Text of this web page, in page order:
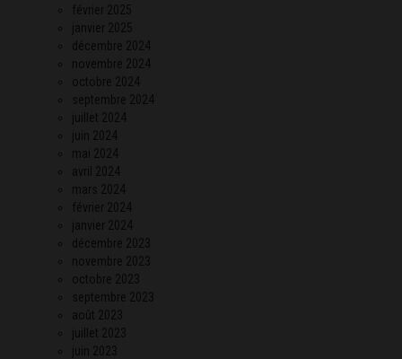
février 2025
janvier 2025
décembre 2024
novembre 2024
octobre 2024
septembre 2024
juillet 2024
juin 2024
mai 2024
avril 2024
mars 2024
février 2024
janvier 2024
décembre 2023
novembre 2023
octobre 2023
septembre 2023
août 2023
juillet 2023
juin 2023